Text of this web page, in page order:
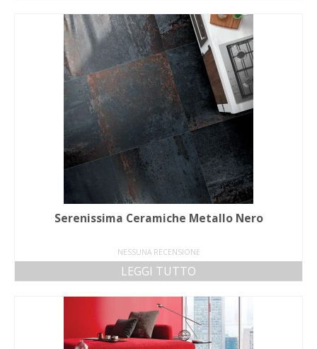
Serenissima Ceramiche Metallo Nero
NESSUNA RECENSIONE
LEGGI TUTTO